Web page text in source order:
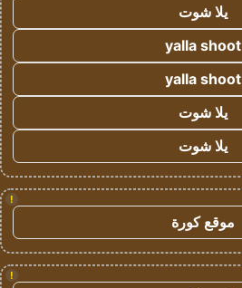
يلا شوت
yalla shoot
yalla shoot
يلا شوت
يلا شوت
!
موقع كورة
!